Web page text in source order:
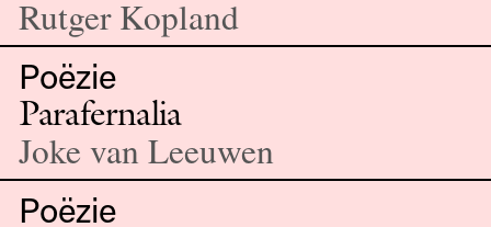
Rutger Kopland
Poëzie
Parafernalia
Joke van Leeuwen
Poëzie